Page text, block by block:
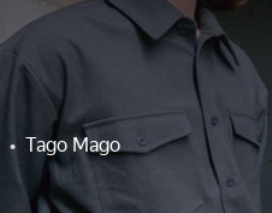
• Tago Mago